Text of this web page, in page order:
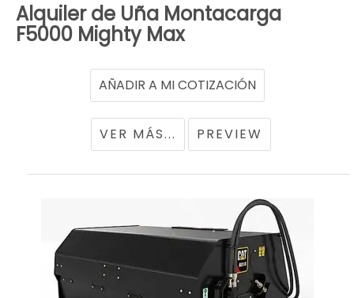
Alquiler de Uña Montacarga
F5000 Mighty Max
VER MÁS... PREVIEW